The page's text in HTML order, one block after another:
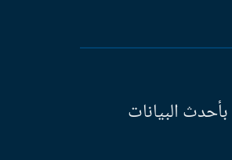
بأحدث البيانات